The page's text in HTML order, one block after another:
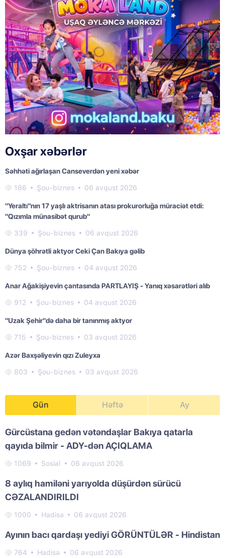
Oxşar xəbərlər
Səhhəti ağırlaşan Canseverdən yeni xəbər
186 Şou-biznes 06 avqust 2026
"Yeraltı"nın 17 yaşlı aktrisanın atası prokurorluğa müraciət etdi:
"Qızımla münasibət qurub"
339 Şou-biznes 06 avqust 2026
Dünya şöhrətli aktyor Ceki Çan Bakıya gəlib
752 Şou-biznes 04 avqust 2026
Anar Ağakişiyevin çantasında PARTLAYIŞ - Yanıq xəsarətləri alıb
912 Şou-biznes 04 avqust 2026
"Uzak Şehir"də daha bir tanınmış aktyor
715 Şou-biznes 03 avqust 2026
Azər Baxşəliyevin qızı Zuleyxa
803 Şou-biznes 03 avqust 2026
Gün Həftə Ay
Gürcüstana gedən vətəndaşlar Bakıya qatarla
qayıda bilmir - ADY-dən AÇIQLAMA
1069 Sosial 06 avqust 2026
8 aylıq hamiləni yarıyolda düşürdən sürücü
CƏZALANDIRILDI
1000 Hadisə 06 avqust 2026
Ayının bacı qardaşı yediyi GÖRÜNTÜLƏR - Hindistan
764 Hadisə 06 avqust 2026